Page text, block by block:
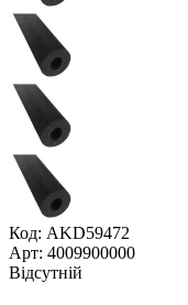
Код: AKD59472
Арт: 4009900000
Відсутній